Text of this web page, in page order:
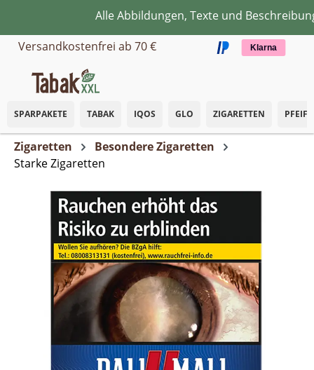
Zum Hauptinhalt springenAlle Abbildungen, Texte und
Versandkostenfrei ab 70 €
Klarna
SPARPAKETE TABAK IQOS GLO ZIGARETTEN
Zigaretten
Besondere Zigaretten
Starke Zigaretten